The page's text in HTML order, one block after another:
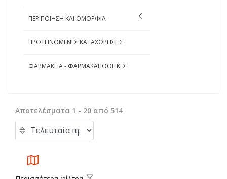
ΠΕΡΙΠΟΙΗΣΗ ΚΑΙ ΟΜΟΡΦΙΑ
ΠΡΟΤΕΙΝΟΜΕΝΕΣ ΚΑΤΑΧΩΡΗΣΕΙΣ
ΦΑΡΜΑΚΕΙΑ - ΦΑΡΜΑΚΑΠΟΘΗΚΕΣ
Αποτελέσματα 1 - 20 από 514